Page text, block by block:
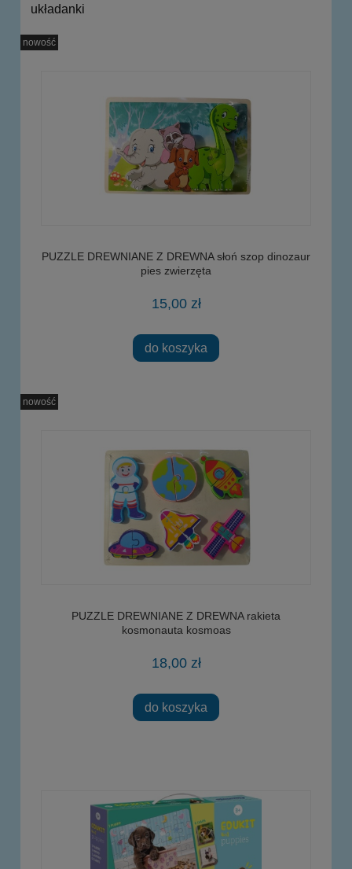
układanki
PUZZLE DREWNIANE Z DREWNA słoń szop dinozaur
pies zwierzęta
15,00 zł
do koszyka
nowość
PUZZLE DREWNIANE Z DREWNA rakieta
kosmonauta kosmoas
18,00 zł
do koszyka
nowość